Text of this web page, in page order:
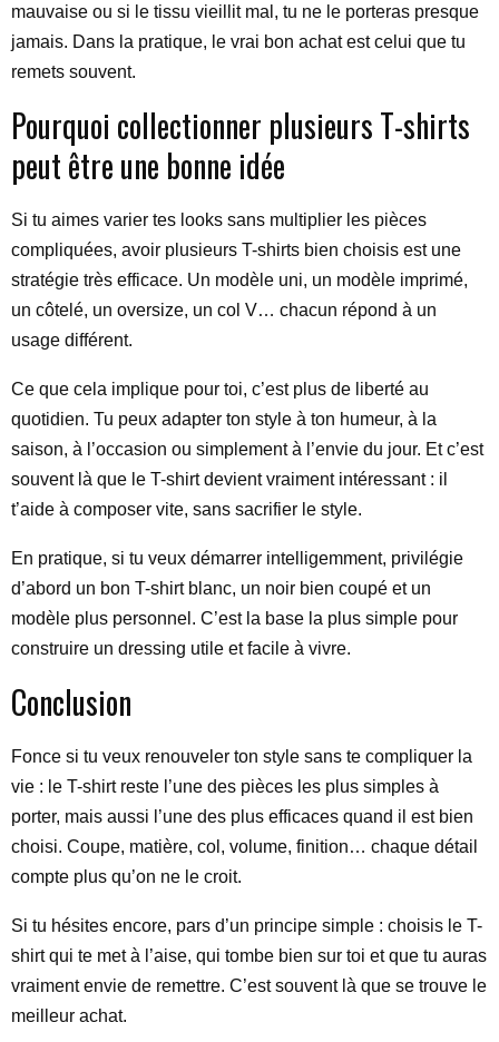
mauvaise ou si le tissu vieillit mal, tu ne le porteras presque
jamais. Dans la pratique, le vrai bon achat est celui que tu
remets souvent.
Pourquoi collectionner plusieurs T-shirts
peut être une bonne idée
Si tu aimes varier tes looks sans multiplier les pièces
compliquées, avoir plusieurs T-shirts bien choisis est une
stratégie très efficace. Un modèle uni, un modèle imprimé,
un côtelé, un oversize, un col V… chacun répond à un
usage différent.
Ce que cela implique pour toi, c’est plus de liberté au
quotidien. Tu peux adapter ton style à ton humeur, à la
saison, à l’occasion ou simplement à l’envie du jour. Et c’est
souvent là que le T-shirt devient vraiment intéressant : il
t’aide à composer vite, sans sacrifier le style.
En pratique, si tu veux démarrer intelligemment, privilégie
d’abord un bon T-shirt blanc, un noir bien coupé et un
modèle plus personnel. C’est la base la plus simple pour
construire un dressing utile et facile à vivre.
Conclusion
Fonce si tu veux renouveler ton style sans te compliquer la
vie : le T-shirt reste l’une des pièces les plus simples à
porter, mais aussi l’une des plus efficaces quand il est bien
choisi. Coupe, matière, col, volume, finition… chaque détail
compte plus qu’on ne le croit.
Si tu hésites encore, pars d’un principe simple : choisis le T-
shirt qui te met à l’aise, qui tombe bien sur toi et que tu auras
vraiment envie de remettre. C’est souvent là que se trouve le
meilleur achat.